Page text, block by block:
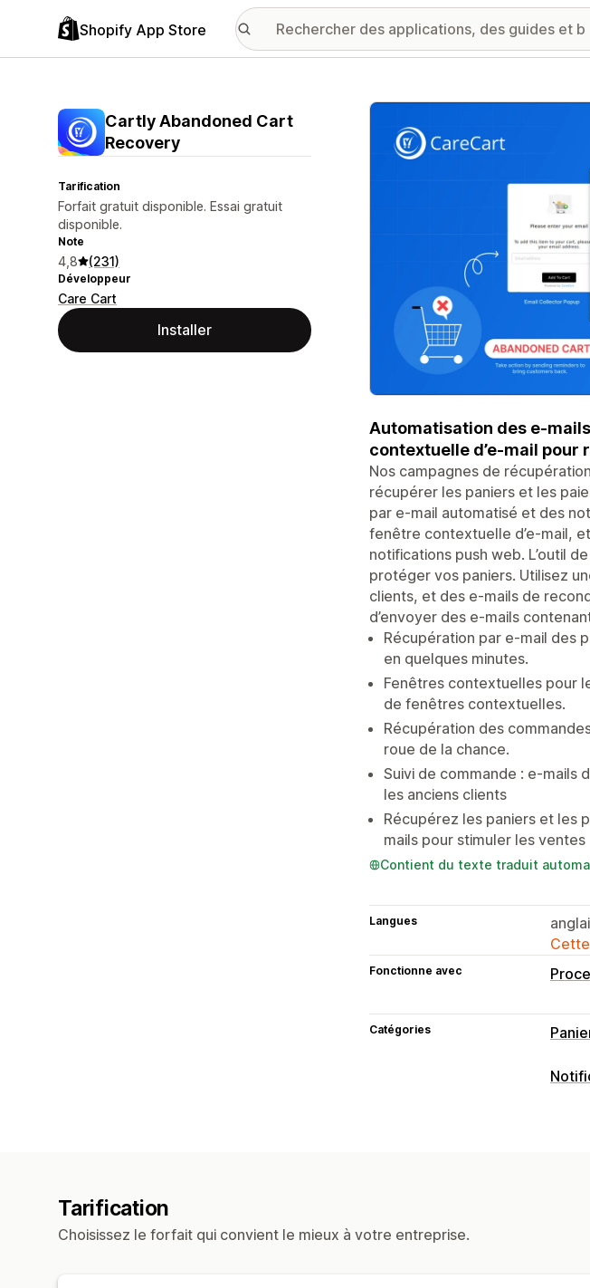
Shopify App Store
Cartly Abandoned Cart
Recovery
Tarification
Forfait gratuit disponible. Essai gratuit
disponible.
Note
4,8 (231)
Développeur
Care Cart
Installer
Galerie d’images vedette
Automatisation des e-
contextuelle d’e-mail pour
Nos campagnes de
récupérer les paniers et les
par e-mail automatisé et des
fenêtre contextuelle d’e-mail,
notifications push web. L’outil
protéger vos paniers. Utilisez
clients, et des e-mails de
d’envoyer des e-mails
Récupération par e-mail des
en quelques minutes.
Fenêtres contextuelles pour
de fenêtres contextuelles.
Récupération des
roue de la chance.
Suivi de commande : e-mails
les anciens clients
Récupérez les paniers et les
mails pour stimuler les ventes
Contient du texte traduit
Langues
Fonctionne avec
Catégories
Tarification
Choisissez le forfait qui convient le mieux à votre entreprise.